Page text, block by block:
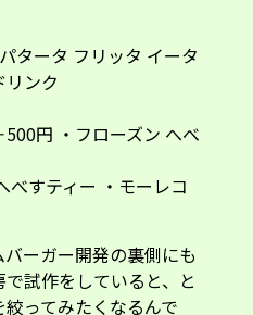
どの料理も素材の味が
というより、料理全体
在なんですね。試作を
だまだ使い方が広が
ータリーアジア・パシ
マネージャーの渾川駒